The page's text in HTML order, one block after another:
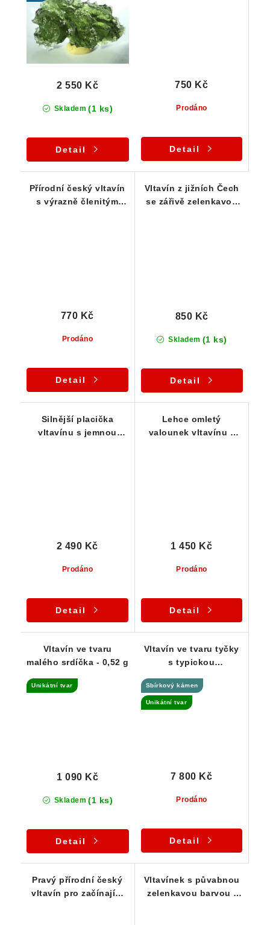
Skladem (1 ks)
2 550 Kč
Detail
Prodáno
750 Kč
Detail
Přírodní český vltavín
s výrazně členitým
Prodáno
770 Kč
Detail
Vltavín z jižních Čech
se zářivě zelenkavou
Skladem (1 ks)
850 Kč
Detail
Silnější placička
vltavínu s jemnou
Prodáno
2 490 Kč
Detail
Lehce omletý
valounek vltavínu z
Prodáno
1 450 Kč
Detail
Vltavín ve tvaru
malého srdíčka - 0,52 g
Unikátní tvar
Skladem (1 ks)
1 090 Kč
Detail
Vltavín ve tvaru tyčky
s typickou
- Jankov - 5,63 g
Sbírkový kámen
Unikátní tvar
Prodáno
7 800 Kč
Detail
Pravý přírodní český
vltavín pro začínající
Vltavínek s půvabnou
zelenkavou barvou -